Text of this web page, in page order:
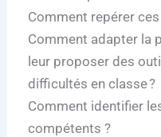
Comment repérer
Comment adapter la
leur proposer des
difficultés en classe ?
Comment identifier
compétents ?